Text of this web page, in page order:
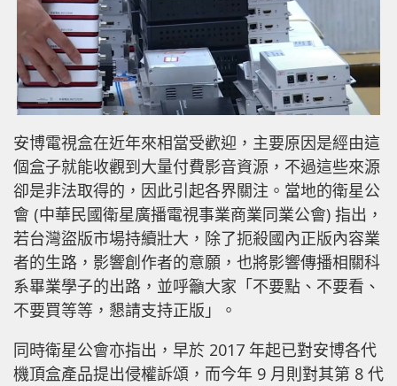
安博電視盒在近年來相當受歡迎，主要原因是經由這
個盒子就能收觀到大量付費影音資源，不過這些來源
卻是非法取得的，因此引起各界關注。當地的衛星公
會 (中華民國衛星廣播電視事業商業同業公會) 指出，
若台灣盜版市場持續壯大，除了扼殺國內正版內容業
者的生路，影響創作者的意願，也將影響傳播相關科
系畢業學子的出路，並呼籲大家「不要點、不要看、
不要買等等，懇請支持正版」。
同時衛星公會亦指出，早於 2017 年起已對安博各代
機頂盒產品提出侵權訴頌，而今年 9 月則對其第 8 代